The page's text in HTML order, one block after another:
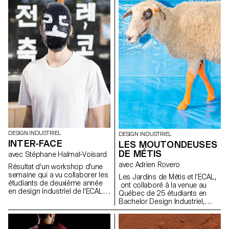
photo-réaliste. Chaque nature
morte comporte au moins une
fleur et un vase. Les étudiants
ont réinterprétés cette
contrainte, tout en étant libre
d’explorer les possibilités de
formes, de matières, de
compositions et de lumière.
DESIGN INDUSTRIEL
INTER-FACE
avec Stéphane Halmaï-Voisard
Résultat d'un workshop d'une
semaine qui a vu collaborer les
étudiants de deuxième année
en design industriel de l'ECAL et
Hongik University qui, en
équipes mixtes, ont travaillé sur
DESIGN INDUSTRIEL
LES MOUTONDEUSES
DE MÉTIS
avec Adrien Rovero
Les Jardins de Métis et l’ECAL,
ont collaboré à la venue au
Québec de 25 étudiants en
Bachelor Design Industriel,
soutenu par le programme de
Summer University du Canton
de Vaud. Une série